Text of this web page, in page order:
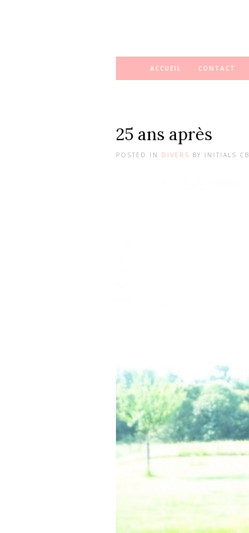
ACCUEIL CONTACT
25 ans après
POSTED IN DIVERS BY INITIALS CB